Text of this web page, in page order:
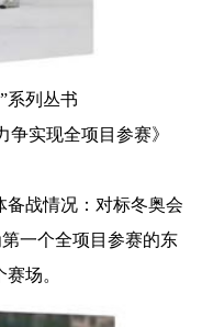
系列丛书
实现全项目参赛》
备战情况：对标冬奥会
一个全项目参赛的东
场。